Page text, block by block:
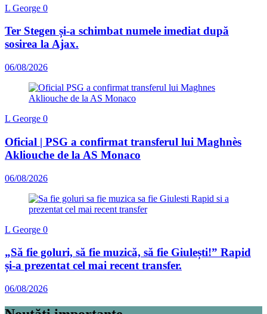
L George 0
Ter Stegen și-a schimbat numele imediat după
sosirea la Ajax.
06/08/2026
L George 0
Oficial | PSG a confirmat transferul lui Maghnès
Akliouche de la AS Monaco
06/08/2026
L George 0
„Să fie goluri, să fie muzică, să fie Giulești!” Rapid
și-a prezentat cel mai recent transfer.
06/08/2026